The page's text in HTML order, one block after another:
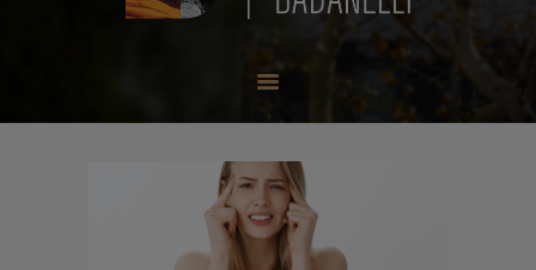
EQUIPO
NOVEDADES
CONTACTO